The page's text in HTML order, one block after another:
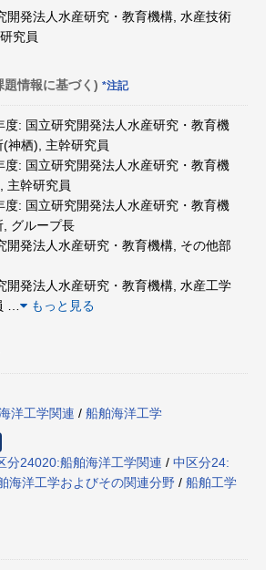
開発法人水産研究・教育機構, 水産技術
究員
題情報に基づく) *注記
度: 国立研究開発法人水産研究・教育機
神栖), 主幹研究員
度: 国立研究開発法人水産研究・教育機
主幹研究員
度: 国立研究開発法人水産研究・教育機
グループ長
開発法人水産研究・教育機構, その他部
開発法人水産研究・教育機構, 水産工学
もっと見る
洋工学関連 / 船舶海洋工学
分24020:船舶海洋工学関連 / 中区分24:
海洋工学およびその関連分野 / 船舶工学